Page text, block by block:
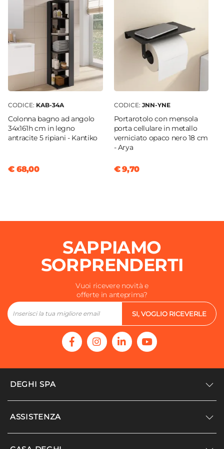
Tubi in rame da 14 mm
Tubi in rame da 16 mm
Tubi in multistrato da 16x2 mm
Tubi in multistrato da 16x2,25 mm
Piatti verticali
Dimensione Tubi
7 x 1,1 cm
Materiale
Acciaio al carbonio
Colore
Antracite
Reversibile
No
674 W
120°C
Kit Valvola + Detentore
Specchio
Kit Fissaggio A Muro
Kit Installazione Elettrica
CODICE: KAB-34A
Colonna bagno ad angolo
34x161h cm in legno
antracite 5 ripiani - Kantiko
€ 68,00
CODICE: JNN-YNE
Portarotolo con mensola
porta cellulare in metallo
verniciato opaco nero 18 cm
- Arya
€ 9,70
SAPPIAMO
SORPRENDERTI
Vuoi ricevere novità e
offerte in anteprima?
SI, VOGLIO RICEVERLE
DEGHI SPA
Accedi/Registrati
ASSISTENZA
Supporto